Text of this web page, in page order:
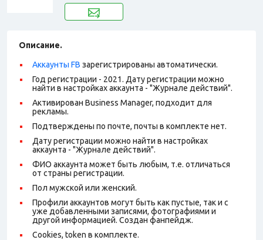
Описание.
Аккаунты FB зарегистрированы автоматически.
Год регистрации - 2021. Дату регистрации можно
найти в настройках аккаунта - "Журнале действий".
Активирован Business Manager, подходит для
рекламы.
Подтверждены по почте, почты в комплекте нет.
Дату регистрации можно найти в настройках
аккаунта - "Журнале действий".
ФИО аккаунта может быть любым, т.е. отличаться
от страны регистрации.
Пол мужской или женский.
Профили аккаунтов могут быть как пустые, так и с
уже добавленными записями, фотографиями и
другой информацией. Создан фанпейдж.
Cookies, token в комплекте.